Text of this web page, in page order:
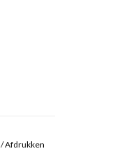
/Afdrukken